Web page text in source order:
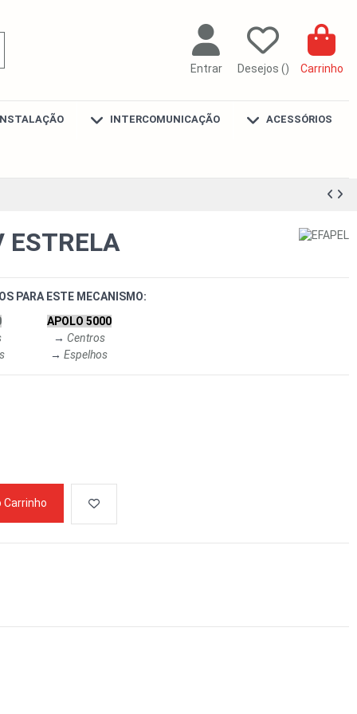
Entrar Desejos () Carrinho
INTERCOMUNICAÇÃO ACESSÓRIOS
PARA ESTE MECANISMO:
APOLO 5000
→ Centros
→ Espelhos
Carrinho